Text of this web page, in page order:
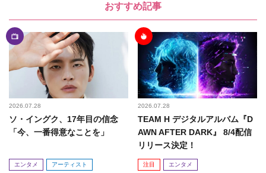
おすすめ記事
2026.07.28
ソ・イングク、17年目の信念
「今、一番得意なことを」
エンタメ アーティスト
2026.07.28
TEAM H デジタルアルバム『D
AWN AFTER DARK』 8/4配信
リリース決定！
注目 エンタメ